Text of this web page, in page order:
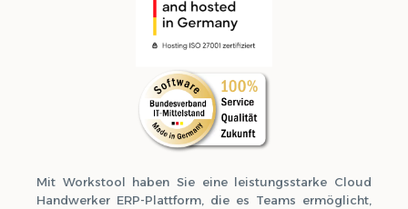
Mit Workstool haben Sie eine leistungsstarke Cloud
Handwerker ERP-Plattform, die es Teams ermöglicht,